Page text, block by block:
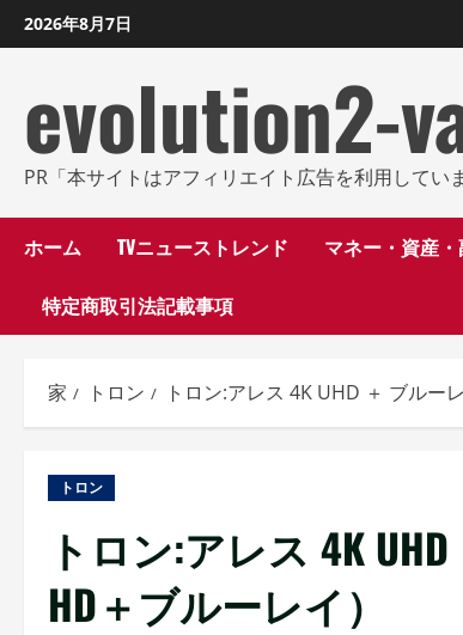
ン
し
2026年8月7日
evolution2-
PR「本サイトはアフィリエイト広告を利用してい
ホーム TVニューストレンド マネー・資産
特定商取引法記載事項
家 トロン トロン:アレス 4K UHD ＋ ブルー
トロン
トロン:アレス 4K
HD＋ブルーレイ）